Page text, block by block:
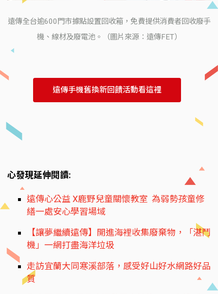
遠傳全台逾600門市據點設置回收箱，免費提供消費者回收廢手
機、線材及廢電池。（圖片來源：遠傳FET）
遠傳手機舊換新回饋活動看這裡
心發現延伸閱讀:
遠傳心公益 X鹿野兒童關懷教室 為弱勢孩童修
繕一處安心學習場域
【讓夢繼續遠傳】開進海裡收集廢棄物，「湛鬥
機」一網打盡海洋垃圾
走訪宜蘭大同寒溪部落，感受好山好水網路好品
質